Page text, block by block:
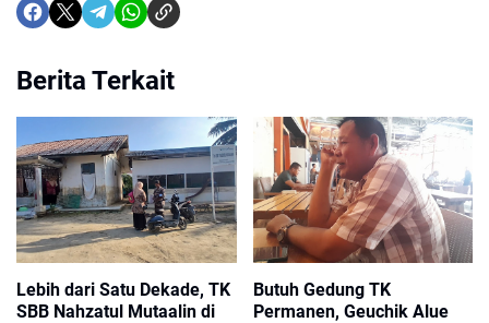
Berita Terkait
Lebih dari Satu Dekade, TK
SBB Nahzatul Mutaalin di
Butuh Gedung TK
Permanen, Geuchik Alue